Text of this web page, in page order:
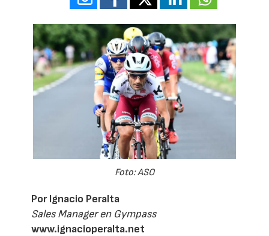
Foto: ASO
Por Ignacio Peralta
Sales Manager en Gympass
www.ignacioperalta.net